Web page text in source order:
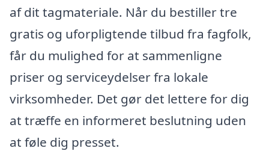
af dit tagmateriale. Når du bestiller tre
gratis og uforpligtende tilbud fra fagfolk,
får du mulighed for at sammenligne
priser og serviceydelser fra lokale
virksomheder. Det gør det lettere for dig
at træffe en informeret beslutning uden
at føle dig presset.